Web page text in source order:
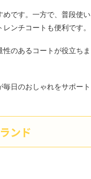
です。一方で、普段使い
ンチコートも便利です。
のあるコートが役立ちま
日のおしゃれをサポート
ンド